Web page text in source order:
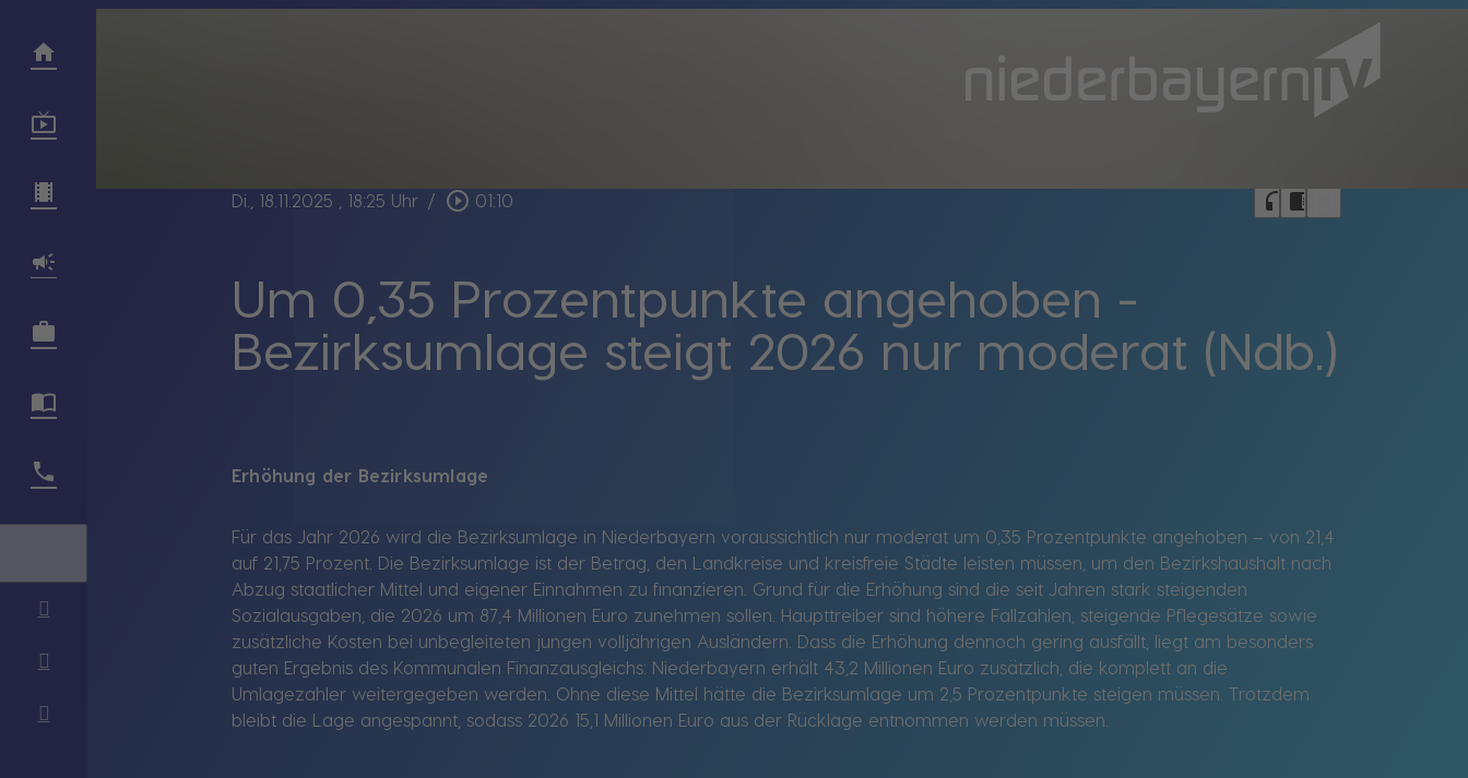
Di., 18.11.2025 , 18:25 Uhr / play_circle_outline 01:10 headphones chrome_reader_mode
Um 0,35 Prozentpunkte angehoben -
Bezirksumlage steigt 2026 nur moderat (Ndb.)
Erhöhung der Bezirksumlage
Für das Jahr 2026 wird die Bezirksumlage in Niederbayern voraussichtlich nur moderat um 0,35 Prozentpunkte angehoben – von 21,4
auf 21,75 Prozent. Die Bezirksumlage ist der Betrag, den Landkreise und kreisfreie Städte leisten müssen, um den Bezirkshaushalt nach
Abzug staatlicher Mittel und eigener Einnahmen zu finanzieren. Grund für die Erhöhung sind die seit Jahren stark steigenden
Sozialausgaben, die 2026 um 87,4 Millionen Euro zunehmen sollen. Haupttreiber sind höhere Fallzahlen, steigende Pflegesätze sowie
zusätzliche Kosten bei unbegleiteten jungen volljährigen Ausländern. Dass die Erhöhung dennoch gering ausfällt, liegt am besonders
guten Ergebnis des Kommunalen Finanzausgleichs: Niederbayern erhält 43,2 Millionen Euro zusätzlich, die komplett an die
Umlagezahler weitergegeben werden. Ohne diese Mittel hätte die Bezirksumlage um 2,5 Prozentpunkte steigen müssen. Trotzdem
bleibt die Lage angespannt, sodass 2026 15,1 Millionen Euro aus der Rücklage entnommen werden müssen.